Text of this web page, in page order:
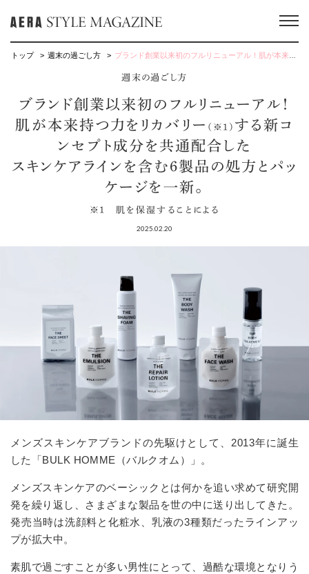
トップ 週末の過ごし方 ブランド創業以来初のフルリニューアル！肌が本来持つ力をリカバリー（※1）する新コンセプト成分を共通配合したスキンケアラインを含む6製品の処方とパッケージを一新。※1 肌を保湿することによる
週末の過ごし方
ブランド創業以来初のフルリニューアル！
肌が本来持つ力をリカバリー （※1） する新コ
ンセプト成分を共通配合した
スキンケアラインを含む6製品の処方とパッ
ケージを一新。
※1 肌を保湿することによる
2025.02.20
メンズスキンケアブランドの先駆けとして、2013年に誕生
した「BULK HOMME（バルクオム）」。
メンズスキンケアのベーシックとは何かを追い求めて研究開
発を繰り返し、さまざまな製品を世の中に送り出してきた。
発売当時は洗顔料と化粧水、乳液の3種類だったラインアッ
プが拡大中。
素肌で過ごすことが多い男性にとって、過酷な環境となりう